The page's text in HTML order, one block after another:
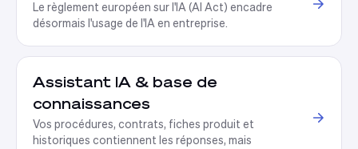
Le règlement européen sur l'IA (AI Act) encadre
désormais l'usage de l'IA en entreprise.
Assistant IA & base de
connaissances
Vos procédures, contrats, fiches produit et
historiques contiennent les réponses, mais